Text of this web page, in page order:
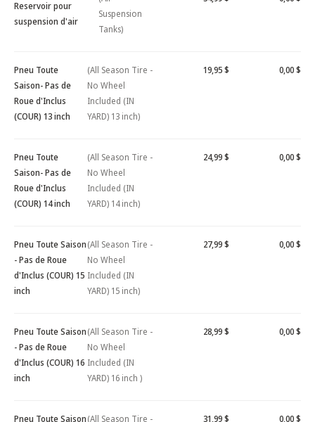
Reservoir pour
suspension d'air
Suspension
Tanks)
Pneu Toute
Saison- Pas de
Roue d'Inclus
(COUR) 13 inch
(All Season Tire -
No Wheel
Included (IN
YARD) 13 inch)
19,95 $ 0,00 $
Pneu Toute
Saison- Pas de
Roue d'Inclus
(COUR) 14 inch
(All Season Tire -
No Wheel
Included (IN
YARD) 14 inch)
24,99 $ 0,00 $
Pneu Toute Saison
- Pas de Roue
d'Inclus (COUR) 15
inch
(All Season Tire -
No Wheel
Included (IN
YARD) 15 inch)
27,99 $ 0,00 $
Pneu Toute Saison
- Pas de Roue
d'Inclus (COUR) 16
inch
(All Season Tire -
No Wheel
Included (IN
YARD) 16 inch )
28,99 $ 0,00 $
Pneu Toute Saison(All Season Tire - 31,99 $ 0,00 $